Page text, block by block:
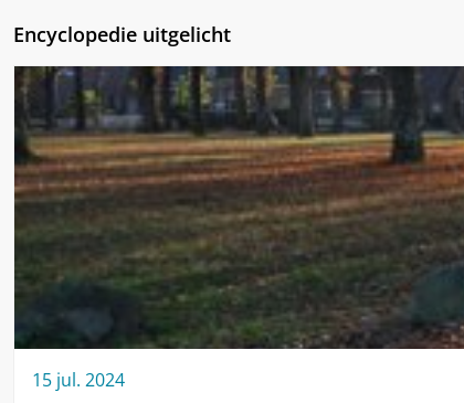
Encyclopedie uitgelicht
15 jul. 2024